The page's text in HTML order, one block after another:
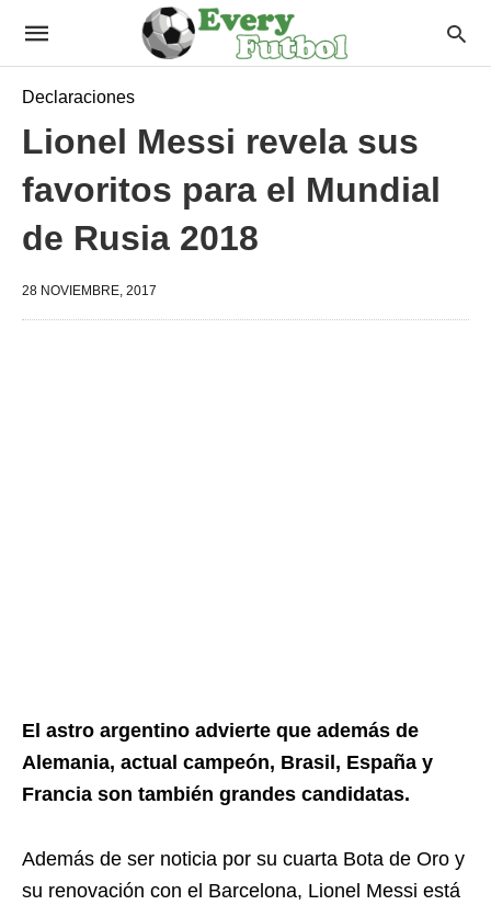
Declaraciones
Lionel Messi revela sus
favoritos para el Mundial
de Rusia 2018
28 NOVIEMBRE, 2017
El astro argentino advierte que además de
Alemania, actual campeón, Brasil, España y
Francia son también grandes candidatas.
Además de ser noticia por su cuarta Bota de Oro y
su renovación con el Barcelona, Lionel Messi está